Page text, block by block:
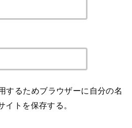
するためブラウザーに自分の名
イトを保存する。